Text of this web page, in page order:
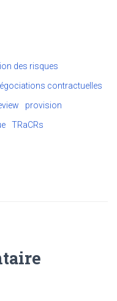
des risques
contractuelles
provision
TRaCRs